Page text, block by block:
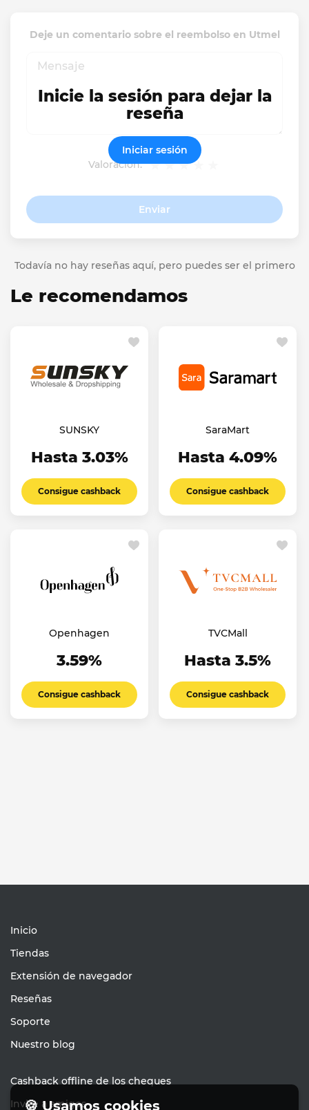
Deje un comentario sobre el reembolso en Utmel
Valoración:
Enviar
Inicie la sesión para dejar la
reseña
Iniciar sesión
Todavía no hay reseñas aquí, pero puedes ser el primero
Le recomendamos
SUNSKY
Hasta 3.03%
Consigue cashback
SaraMart
Hasta 4.09%
Consigue cashback
Openhagen
3.59%
Consigue cashback
TVCMall
Hasta 3.5%
Consigue cashback
Inicio
Tiendas
Extensión de navegador
Reseñas
Soporte
Nuestro blog
Cashback offline de los cheques
Invite a amigos
🍪 Usamos cookies